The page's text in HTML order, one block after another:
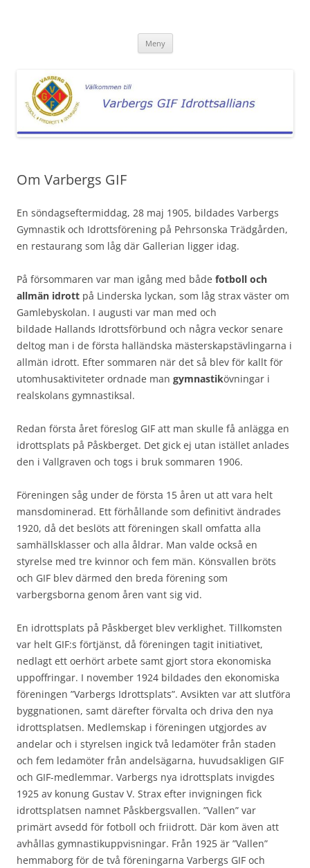
Meny
Om Varbergs GIF
En söndagseftermiddag, 28 maj 1905, bildades Varbergs
Gymnastik och Idrottsförening på Pehrsonska Trädgården,
en restaurang som låg där Gallerian ligger idag.
På försommaren var man igång med både fotboll och
allmän idrott på Linderska lyckan, som låg strax väster om
Gamlebyskolan. I augusti var man med och
bildade Hallands Idrottsförbund och några veckor senare
deltog man i de första halländska mästerskapstävlingarna i
allmän idrott. Efter sommaren när det så blev för kallt för
utomhusaktiviteter ordnade man gymnastikövningar i
realskolans gymnastiksal.
Redan första året föreslog GIF att man skulle få anlägga en
idrottsplats på Påskberget. Det gick ej utan istället anlades
den i Vallgraven och togs i bruk sommaren 1906.
Föreningen såg under de första 15 åren ut att vara helt
mansdominerad. Ett förhållande som definitivt ändrades
1920, då det beslöts att föreningen skall omfatta alla
samhällsklasser och alla åldrar. Man valde också en
styrelse med tre kvinnor och fem män. Könsvallen bröts
och GIF blev därmed den breda förening som
varbergsborna genom åren vant sig vid.
En idrottsplats på Påskberget blev verklighet. Tillkomsten
var helt GIF:s förtjänst, då föreningen tagit initiativet,
nedlagt ett oerhört arbete samt gjort stora ekonomiska
uppoffringar. I november 1924 bildades den ekonomiska
föreningen ”Varbergs Idrottsplats”. Avsikten var att slutföra
byggnationen, samt därefter förvalta och driva den nya
idrottsplatsen. Medlemskap i föreningen utgjordes av
andelar och i styrelsen ingick två ledamöter från staden
och fem ledamöter från andelsägarna, huvudsakligen GIF
och GIF-medlemmar. Varbergs nya idrottsplats invigdes
1925 av konung Gustav V. Strax efter invigningen fick
idrottsplatsen namnet Påskbergsvallen. ”Vallen” var
primärt avsedd för fotboll och friidrott. Där kom även att
avhållas gymnastikuppvisningar. Från 1925 är ”Vallen”
hemmaborg för de två föreningarna Varbergs GIF och